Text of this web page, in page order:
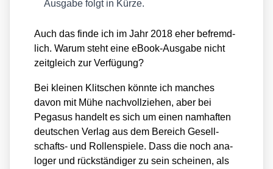
Aus­ga­be folgt in Kür­ze.
Auch das fin­de ich im Jahr 2018 eher befremd­
lich. War­um steht eine eBook-Aus­ga­be nicht
zeit­gleich zur Ver­fü­gung?
Bei klei­nen Klit­schen könn­te ich man­ches
davon mit Mühe nach­voll­zie­hen, aber bei
Pega­sus han­delt es sich um einen nam­haf­ten
deut­schen Ver­lag aus dem Bereich Gesell­
schafts- und Rol­len­spie­le. Dass die noch ana­
lo­ger und rück­stän­di­ger zu sein schei­nen, als